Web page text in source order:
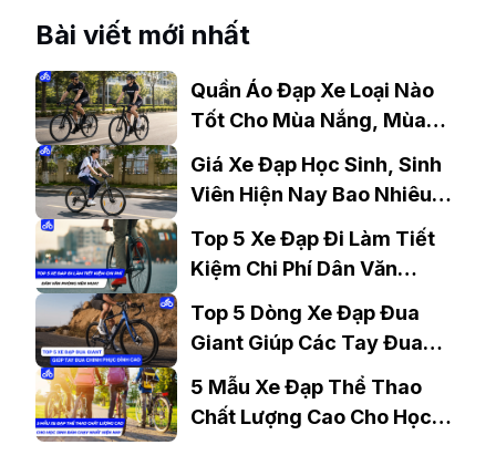
Bài viết mới nhất
Quần Áo Đạp Xe Loại Nào
Tốt Cho Mùa Nắng, Mùa
Giá Xe Đạp Học Sinh, Sinh
Viên Hiện Nay Bao Nhiêu?
Top 5 Xe Đạp Đi Làm Tiết
Kiệm Chi Phí Dân Văn
Top 5 Dòng Xe Đạp Đua
Giant Giúp Các Tay Đua
Chinh Phục Đỉnh Cao
5 Mẫu Xe Đạp Thể Thao
Chất Lượng Cao Cho Học